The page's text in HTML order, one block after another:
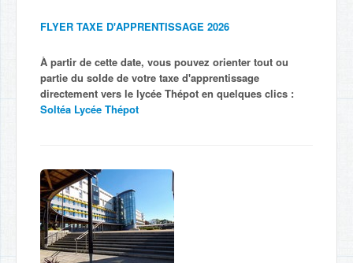
FLYER TAXE D'APPRENTISSAGE 2026
À partir de cette date, vous pouvez orienter tout ou
partie du solde de votre taxe d'apprentissage
directement vers le lycée Thépot en quelques clics :
Soltéa Lycée Thépot